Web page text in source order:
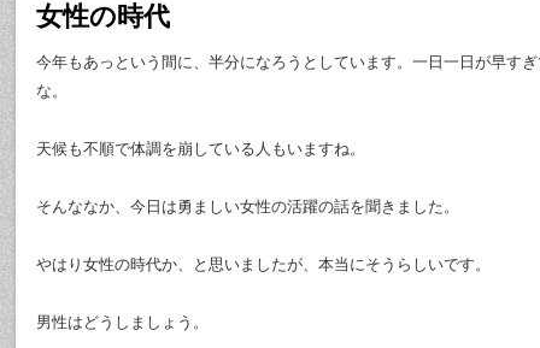
女性の時代
今年もあっという間に、半分になろうとしています。一日一日が早す
な。
天候も不順で体調を崩している人もいますね。
そんななか、今日は勇ましい女性の活躍の話を聞きました。
やはり女性の時代か、と思いましたが、本当にそうらしいです。
男性はどうしましょう。